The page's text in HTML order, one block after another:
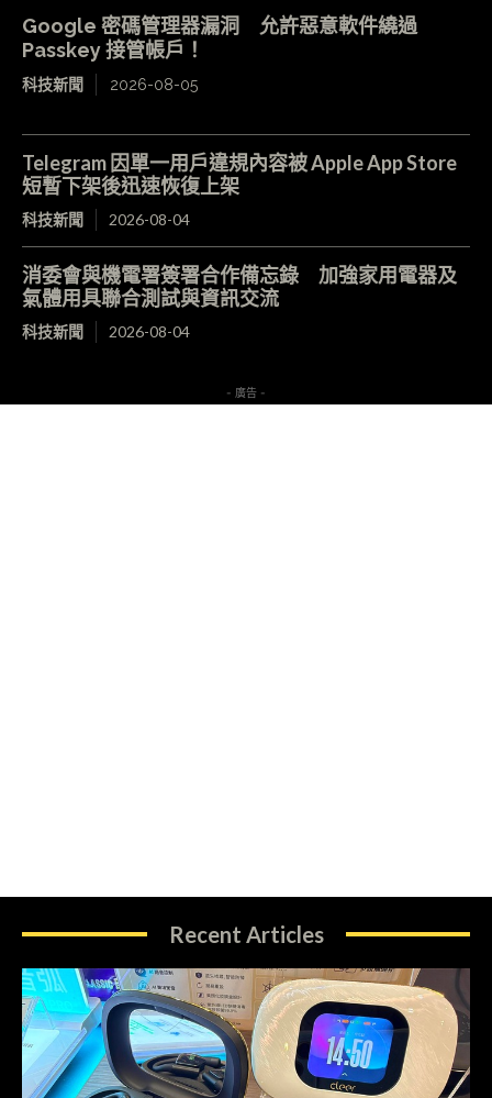
Google 密碼管理器漏洞 允許惡意軟件繞過
Passkey 接管帳戶！
科技新聞 2026-08-05
Telegram 因單一用戶違規內容被 Apple App Store
短暫下架後迅速恢復上架
科技新聞 2026-08-04
消委會與機電署簽署合作備忘錄 加強家用電器及
氣體用具聯合測試與資訊交流
科技新聞 2026-08-04
- 廣告 -
Recent Articles